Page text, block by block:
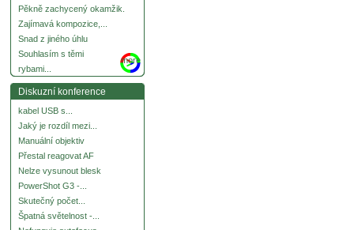
Pěkně zachycený okamžik.
Zajímavá kompozice,...
Snad z jiného úhlu
Souhlasím s těmi
rybami...
more
Diskuzní konference
kabel USB s...
Jaký je rozdíl mezi...
Manuální objektiv
Přestal reagovat AF
Nelze vysunout blesk
PowerShot G3 -...
Skutečný počet...
Špatná světelnost -...